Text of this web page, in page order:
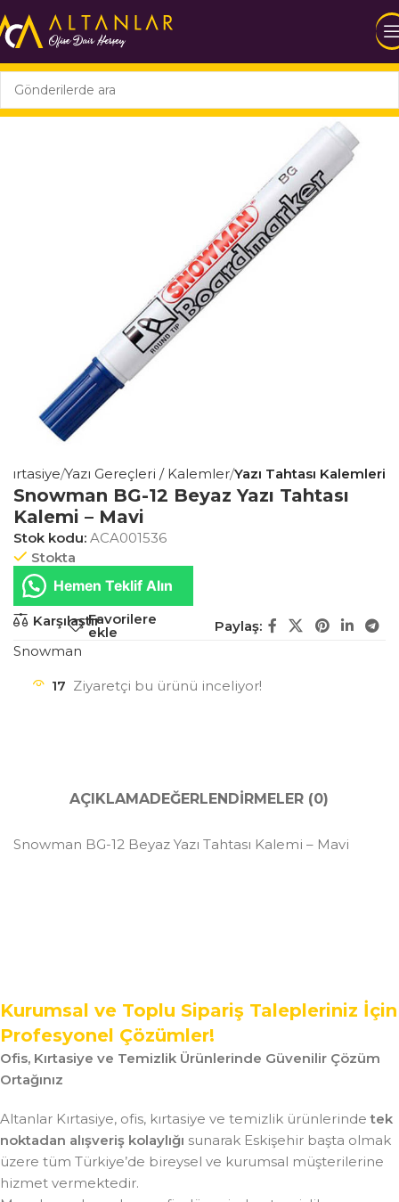
Yazı Gereçleri / Kalemler Yazı Tahtası Kalemleri
Snowman BG-12 Beyaz Yazı Tahtası
Kalemi – Mavi
Stok kodu: ACA001536
Stokta
Hemen Teklif Alın
KarşılaştırFavorilere
ekle
Paylaş:
Snowman
17 Ziyaretçi bu ürünü inceliyor!
AÇIKLAMADEĞERLENDIRMELER (0)
Snowman BG-12 Beyaz Yazı Tahtası Kalemi – Mavi
Kurumsal ve Toplu Sipariş Talepleriniz İçin
Profesyonel Çözümler!
Ofis, Kırtasiye ve Temizlik Ürünlerinde Güvenilir Çözüm
Ortağınız
Altanlar Kırtasiye, ofis, kırtasiye ve temizlik ürünlerindetek
noktadan alışveriş kolaylığı sunarak Eskişehir başta olmak
üzere tüm Türkiye’de bireysel ve kurumsal müşterilerine
hizmet vermektedir.